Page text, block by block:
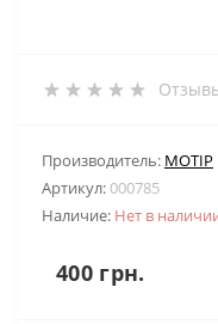
Производитель: MOTIP
Артикул:000785
Наличие: Нет в
400 грн.